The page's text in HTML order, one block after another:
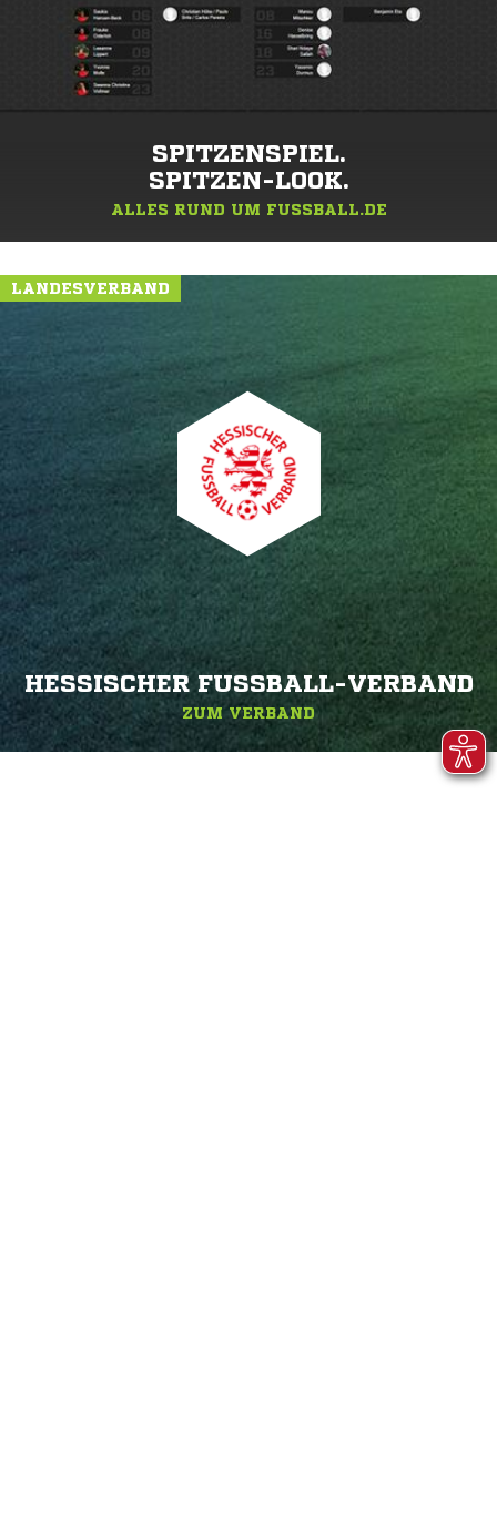
SPITZENSPIEL.
SPITZEN-LOOK.
ALLES RUND UM FUSSBALL.DE
LANDESVERBAND
HESSISCHER FUSSBALL-VERBAND
ZUM VERBAND